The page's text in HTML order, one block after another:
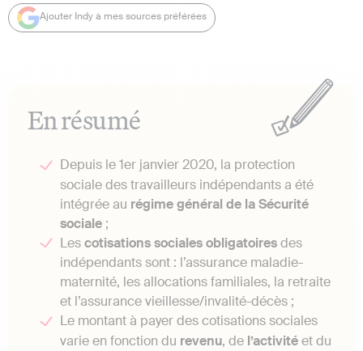
Ajouter Indy à mes sources préférées
En résumé
Depuis le 1er janvier 2020, la protection
sociale des travailleurs indépendants a été
intégrée au régime général de la Sécurité
sociale ;
Lescotisations sociales obligatoiresdes
indépendants sont : l’assurance maladie-
maternité, les allocations familiales, la retraite
et l’assurance vieillesse/invalité-décès ;
Le montant à payer des cotisations sociales
varie en fonction du revenu, de l’activitéet du